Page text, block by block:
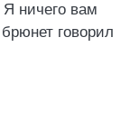
Я ничего вам
говорил